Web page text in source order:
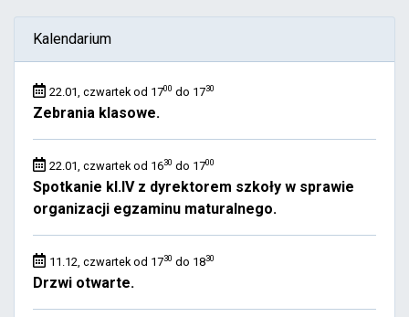
Kalendarium
22.01, czwartek od 1700 do 1730
Zebrania klasowe.
22.01, czwartek od 1630 do 1700
Spotkanie kl.IV z dyrektorem szkoły w sprawie
organizacji egzaminu maturalnego.
11.12, czwartek od 1730 do 1830
Drzwi otwarte.